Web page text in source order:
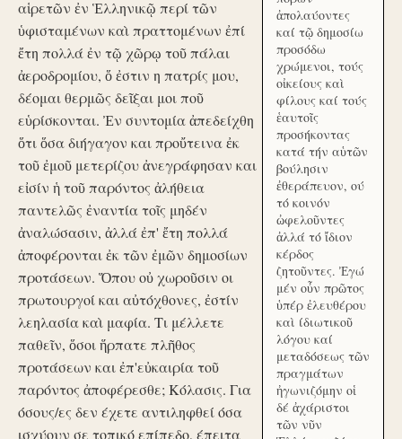
αἱρετῶν ἐν Ἑλληνικῷ περί τῶν
ὑφισταμένων καὶ πραττομένων ἐπί
ἔτη πολλά ἐν τῷ χῶρῳ τοῦ πάλαι
ἀεροδρομίου, ὅ ἐστιν η πατρίς μου,
δέομαι θερμῶς δεῖξαι μοι ποῦ
εὑρίσκονται. Ἐν συντομία ἀπεδείχθη
ὅτι ὅσα διήγαγον και προὔτεινα ἐκ
τοῦ ἐμοῦ μετερίζου ἀνεγράφησαν και
εἰσίν ἡ τοῦ παρόντος ἀλήθεια
παντελῶς ἐναντία τοῖς μηδέν
ἀναλώσασιν, ἀλλά ἐπ' ἔτη πολλά
ἀποφέρονται ἐκ τῶν ἐμῶν δημοσίων
προτάσεων. Ὅπου οὐ χωροῦσιν οι
πρωτουργοί και αὐτόχθονες, ἐστίν
λεηλασία καὶ μαφία. Τι μέλλετε
παθεῖν, ὅσοι ἥρπατε πλῆθος
προτάσεων και ἐπ'εὐκαιρία τοῦ
παρόντος ἀποφέρεσθε; Κόλασις. Για
όσους/ες δεν έχετε αντιληφθεί όσα
ισχύουν σε τοπικό επίπεδο, έπειτα
ἀπολαύοντες
καί τῷ δημοσίω
προσόδω
χρώμενοι, τούς
οἰκείους καὶ
φίλους καί τούς
ἑαυτοῖς
προσήκοντας
κατά τήν αὑτῶν
βούλησιν
ἐθεράπευον, ού
τό κοινόν
ὠφελοῦντες
ἀλλά τό ἴδιον
κέρδος
ζητοῦντες. Ἐγώ
μέν οὖν πρῶτος
ὑπέρ ἐλευθέρου
καὶ ίδιωτικοῦ
λόγου καί
μεταδόσεως τῶν
πραγμάτων
ἠγωνιζόμην οἱ
δέ ἀχάριστοι
τῶν νῦν